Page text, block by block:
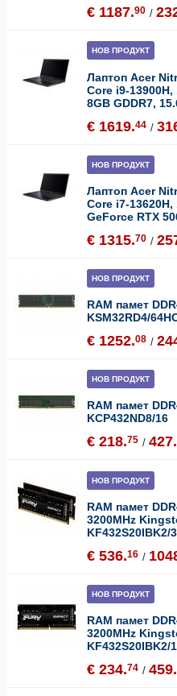
€ 1187.90 /
НОВ ПРОДУКТ
Лаптоп Acer
Core i9-13900H,
8GB GDDR7,
€ 1619.44 /
НОВ ПРОДУКТ
Лаптоп Acer
Core i7-13620H,
GeForce RTX
€ 1315.70 /
НОВ ПРОДУКТ
RAM памет
KSM32RD4/
€ 1252.08 /
НОВ ПРОДУКТ
RAM памет
KCP432ND8/16
€ 218.75 / 427.
НОВ ПРОДУКТ
RAM памет
3200MHz
KF432S20IBK2/
€ 536.16 /
НОВ ПРОДУКТ
RAM памет
3200MHz
KF432S20IBK2/
€ 234.74 / 459.